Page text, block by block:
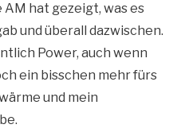
AM hat gezeigt, was es
und überall dazwischen.
Power, auch wenn
ein bisschen mehr fürs
und mein